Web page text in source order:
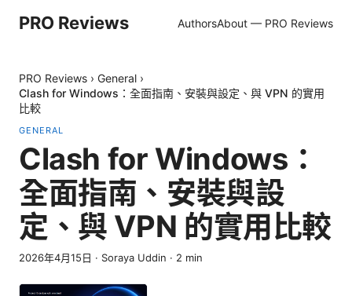
PRO Reviews AuthorsAbout — PRO Reviews
PRO Reviews › General ›
Clash for Windows：全面指南、安裝與設定、與 VPN 的實用
比較
GENERAL
Clash for Windows：
全面指南、安裝與設
定、與 VPN 的實用比較
2026年4月15日 · Soraya Uddin · 2 min